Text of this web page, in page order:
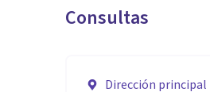
Consultas
Dirección principal